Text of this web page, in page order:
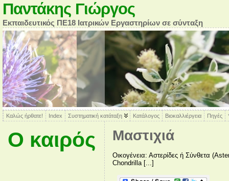
Παντάκης Γιώργος
Εκπαιδευτικός ΠΕ18 Ιατρικών Εργαστηρίων σε σύνταξη
Καλώς ήρθατε! Index Συστηματική κατάταξη Κατάλογος Βιοκαλλιέργεια Πηγές
Ο καιρός Μαστιχιά
Οικογένεια: Αστερίδες ή Σύνθετα
Chondrilla [...]